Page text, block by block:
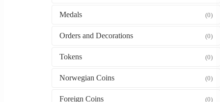
Medals (0)
Orders and Decorations (0)
Tokens (0)
Norwegian Coins (0)
Foreign Coins (0)